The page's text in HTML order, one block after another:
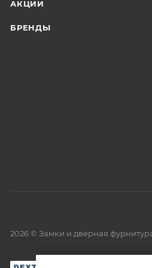
АКЦИИ
БРЕНДЫ
2026 © Замки и дверная